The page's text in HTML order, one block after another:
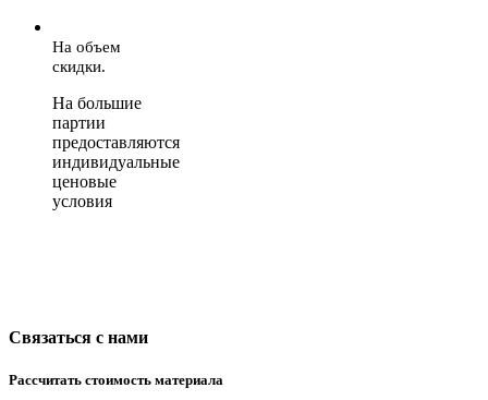
На объем
скидки.
На большие
партии
предоставляются
индивидуальные
ценовые
условия
Связаться с нами
Рассчитать стоимость материала